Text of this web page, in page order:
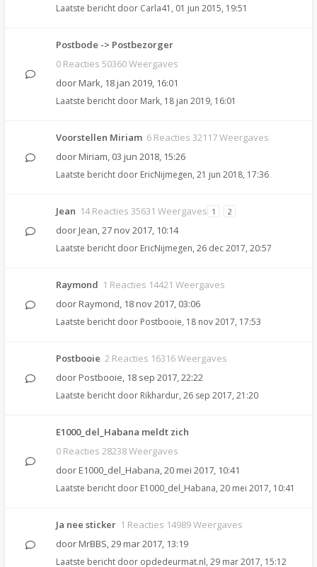
Laatste bericht door Carla41 , 01 jun 2015, 19:51
Postbode -> Postbezorger
0 Reacties 50360 Weergaves
door Mark, 18 jan 2019, 16:01
Laatste bericht door Mark, 18 jan 2019, 16:01
Voorstellen Miriam 6 Reacties 32117 Weergaves
door Miriam, 03 jun 2018, 15:26
Laatste bericht door EricNijmegen, 21 jun 2018, 17:36
Jean 14 Reacties 35631 Weergaves 1 2
door Jean,27 nov 2017, 10:14
Laatste bericht door EricNijmegen, 26 dec 2017, 20:57
Raymond 1 Reacties 14421 Weergaves
door Raymond, 18 nov 2017, 03:06
Laatste bericht door Postbooie, 18 nov 2017, 17:53
Postbooie 2 Reacties 16316 Weergaves
door Postbooie, 18 sep 2017, 22:22
Laatste bericht door Rikhardur, 26 sep 2017, 21:20
E1000_del_Habana meldt zich
0 Reacties 28238 Weergaves
door E1000_del_Habana,20 mei 2017, 10:41
Laatste bericht door E1000_del_Habana, 20 mei 2017, 10:41
Ja nee sticker 1 Reacties 14989 Weergaves
door MrBBS,29 mar 2017, 13:19
Laatste bericht door opdedeurmat.nl, 29 mar 2017, 15:12